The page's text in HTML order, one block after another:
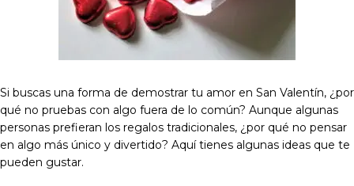
Si buscas una forma de demostrar tu amor en San Valentín, ¿por
qué no pruebas con algo fuera de lo común? Aunque algunas
personas prefieran los regalos tradicionales, ¿por qué no pensar
en algo más único y divertido? Aquí tienes algunas ideas que te
pueden gustar.